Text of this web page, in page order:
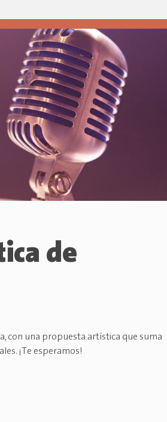
de
con una propuesta artística que suma
¡Te esperamos!